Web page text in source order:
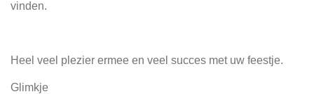
vinden.
Heel veel plezier ermee en veel succes met uw feestje.
Glimkje